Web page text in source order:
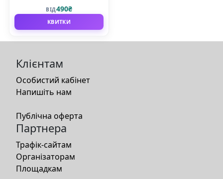
ВІД490₴
КВИТКИ
Клієнтам
Особистий кабінет
Напишіть нам
Публічна оферта
Партнера
Трафік-сайтам
Організаторам
Площадкам